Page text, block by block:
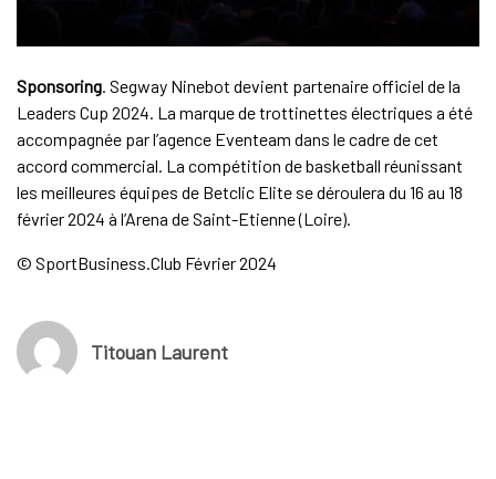
Sponsoring. Segway Ninebot devient partenaire officiel de la
Leaders Cup 2024. La marque de trottinettes électriques a été
accompagnée par l’agence Eventeam dans le cadre de cet
accord commercial. La compétition de basketball réunissant
les meilleures équipes de Betclic Elite se déroulera du 16 au 18
février 2024 à l’Arena de Saint-Etienne (Loire).
© SportBusiness.Club Février 2024
Titouan Laurent